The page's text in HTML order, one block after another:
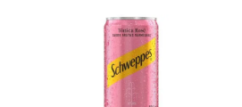
Com a Água Tônica